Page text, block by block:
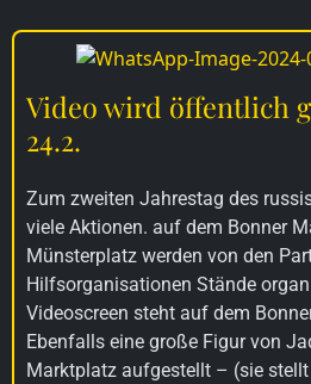
Video wird öffentlich
24.2.
Zum zweiten Jahrestag des
viele Aktionen. auf dem Bonner
Münsterplatz werden von den
Hilfsorganisationen Stände
Videoscreen steht auf dem
Ebenfalls eine große Figur von
Marktplatz aufgestellt – (sie